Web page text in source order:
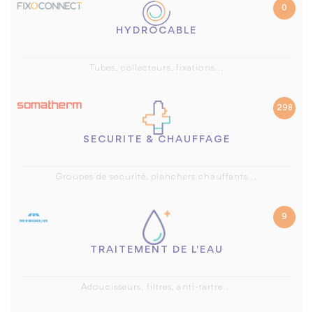
0
HYDROCABLE
Tubes, collecteurs, fixations...
298
SECURITE & CHAUFFAGE
Groupes de securité, planchers chauffants...
9
TRAITEMENT DE L'EAU
Adoucisseurs, filtres, anti-tartre...